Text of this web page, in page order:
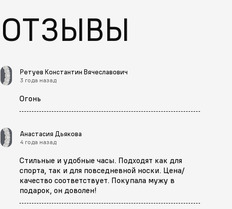
ОТЗЫВЫ
Ретуев Константин Вячеславович
3 года назад
Огонь
Анастасия Дьякова
4 года назад
Стильные и удобные часы. Подходят как для
спорта, так и для повседневной носки. Цена/
качество соответствует. Покупала мужу в
подарок, он доволен!